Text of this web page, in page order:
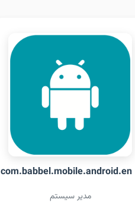
com.babbel.mobile.android.en
مدیر سیستم